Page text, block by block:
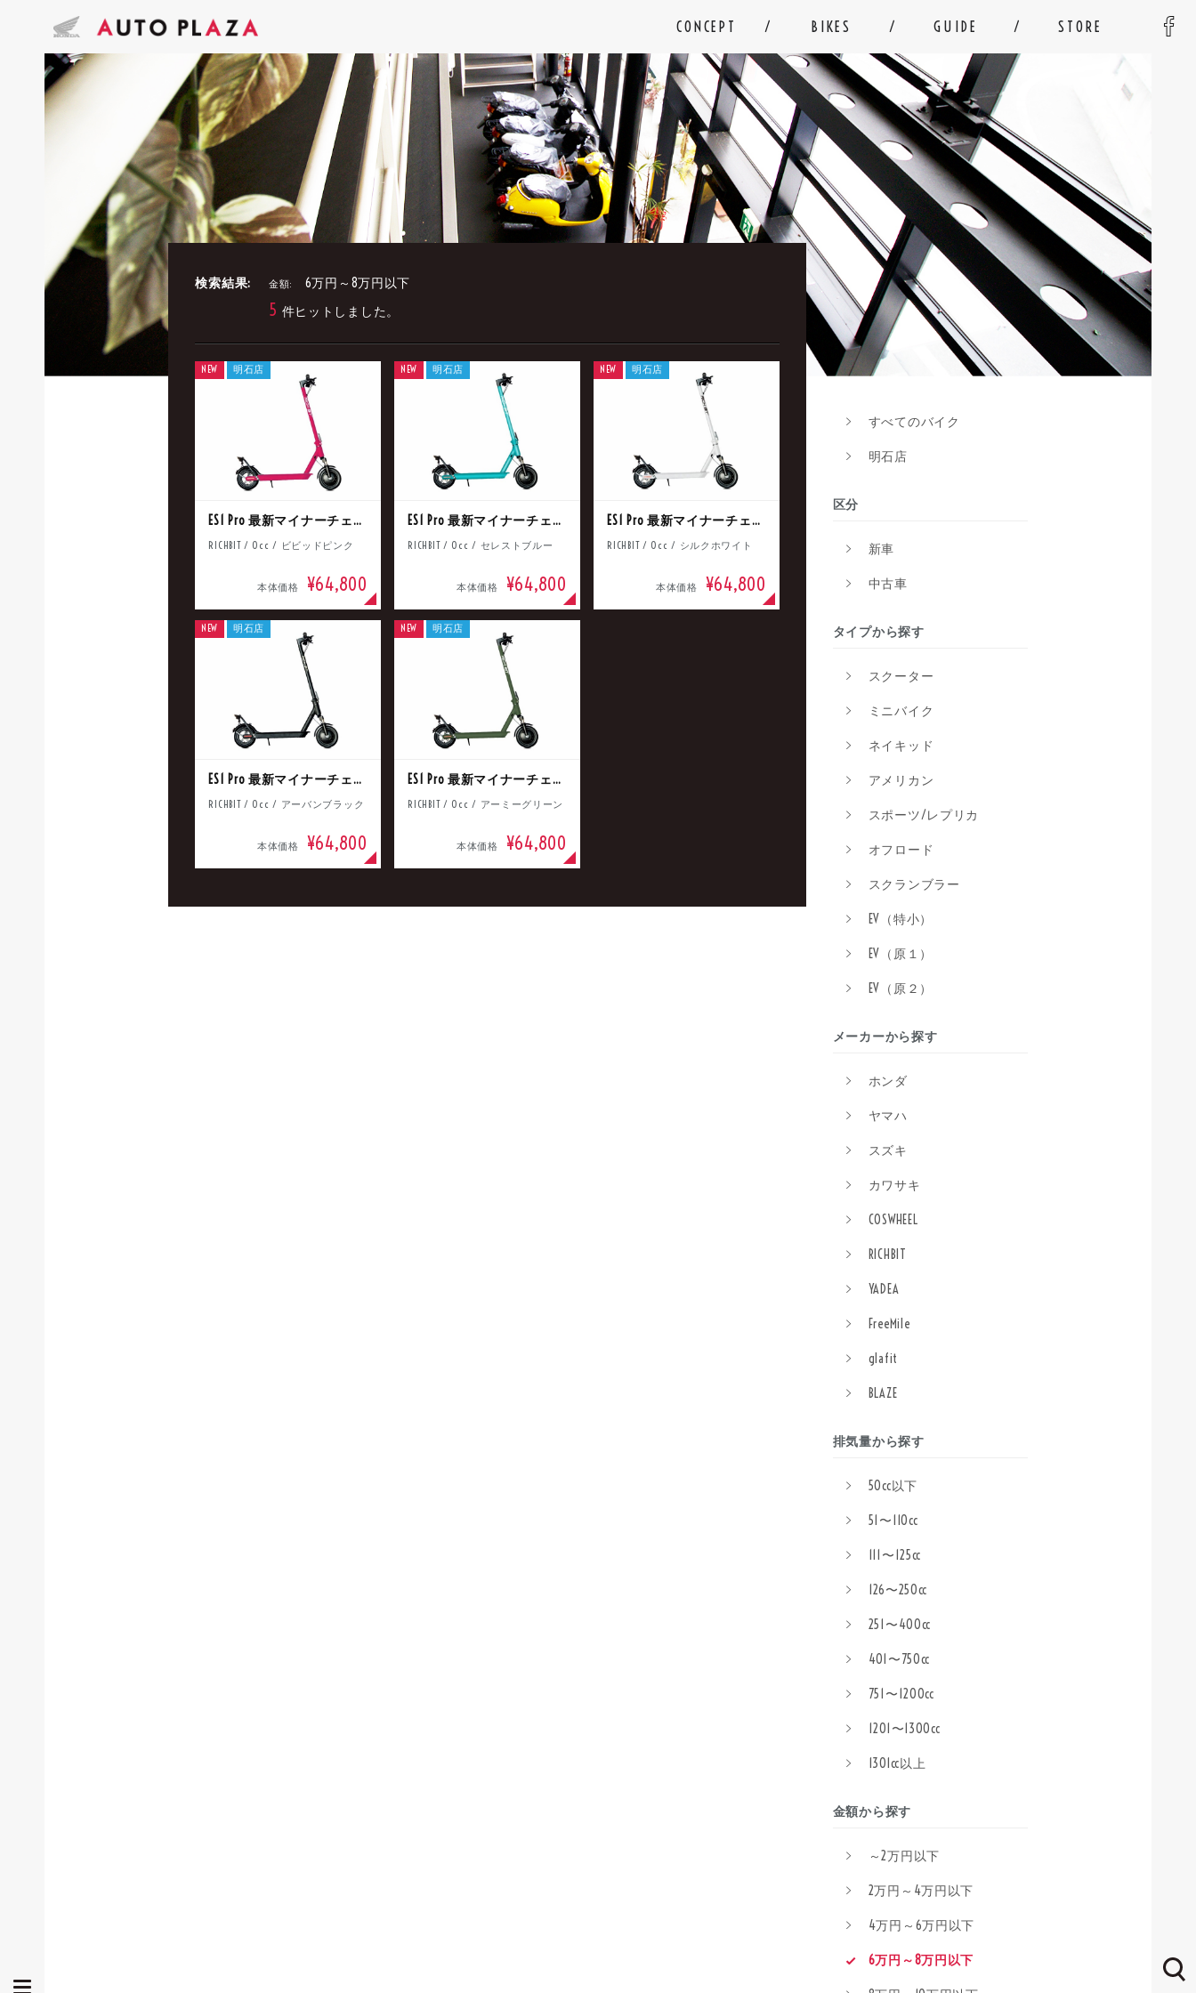
CONCEPT BIKES GUIDE STORE
検索結果: 金額: 6万円～8万円以下
5 件ヒットしました。
ES1 Pro 最新マイナーチェンジモデル 100台限定生産!!
RICHBIT / 0cc / ビビッドピンク
本体価格 ¥64,800
NEW 明石店
ES1 Pro 最新マイナーチェンジモデル
RICHBIT / 0cc / セレストブルー
本体価格 ¥64,800
NEW 明石店
ES1 Pro 最新マイナーチェンジモデル
RICHBIT / 0cc / シルクホワイト
本体価格 ¥64,800
NEW 明石店
ES1 Pro 最新マイナーチェンジモデル
RICHBIT / 0cc / アーバンブラック
本体価格 ¥64,800
NEW 明石店
ES1 Pro 最新マイナーチェンジモデル
RICHBIT / 0cc / アーミーグリーン
本体価格 ¥64,800
NEW 明石店
すべてのバイク
明石店
区分
新車
中古車
タイプから探す
スクーター
ミニバイク
ネイキッド
アメリカン
スポーツ/レプリカ
オフロード
スクランブラー
EV（特小）
EV（原１）
EV（原２）
メーカーから探す
ホンダ
ヤマハ
スズキ
カワサキ
COSWHEEL
RICHBIT
YADEA
FreeMile
glafit
BLAZE
排気量から探す
50cc以下
51〜110cc
111〜125cc
126〜250cc
251〜400cc
401〜750cc
751〜1200cc
1201〜1300cc
1301cc以上
金額から探す
～2万円以下
2万円～4万円以下
4万円～6万円以下
6万円～8万円以下
中古車
タイプ
メーカー
排気量